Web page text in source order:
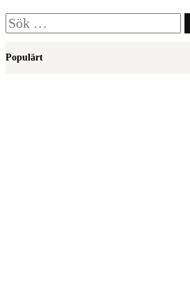
Sök
efter:
Populärt